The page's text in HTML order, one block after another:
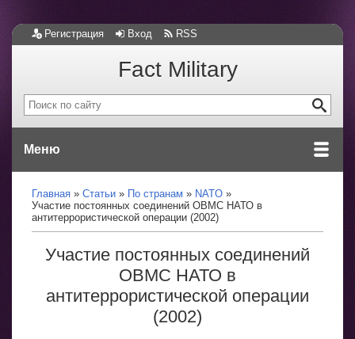
Регистрация Вход RSS
Fact Military
Меню
Главная Статьи По странам
NATO
Участие постоянных соединений ОВМС НАТО в
антитеррористической операции (2002)
Участие постоянных соединений
ОВМС НАТО в
антитеррористической операции
(2002)